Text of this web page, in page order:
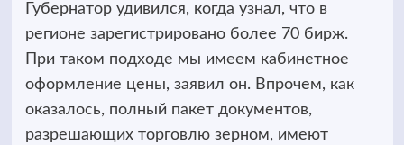
Губернатор удивился, когда узнал, что в
регионе зарегистрировано более 70 бирж.
При таком подходе мы имеем кабинетное
оформление цены, заявил он. Впрочем, как
оказалось, полный пакет документов,
разрешающих торговлю зерном, имеют